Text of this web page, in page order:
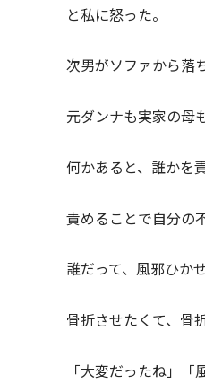
と私に怒った。
次男がソファから落
元ダンナも実家の母
何かあると、誰かを
責めることで自分の
誰だって、風邪ひか
骨折させたくて、骨
「大変だったね」